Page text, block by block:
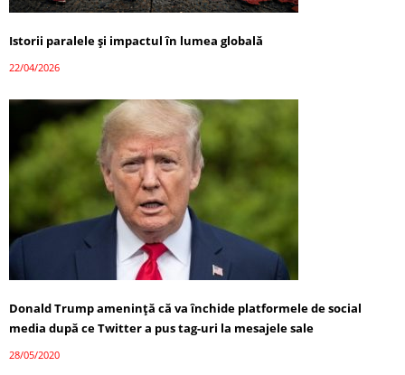
Istorii paralele și impactul în lumea globală
22/04/2026
Donald Trump ameninţă că va închide platformele de social
media după ce Twitter a pus tag-uri la mesajele sale
28/05/2020